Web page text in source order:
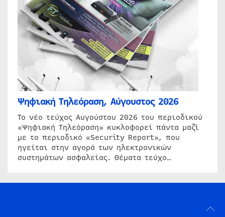
Ψηφιακή Τηλεόραση, Αύγουστος 2026
Το νέο τεύχος Αυγούστου 2026 του περιοδικού
«Ψηφιακή Τηλεόραση» κυκλοφορεί πάντα μαζί
με το περιοδικό «Security Report», που
ηγείται στην αγορά των ηλεκτρονικών
συστημάτων ασφαλείας. Θέματα τεύχο…